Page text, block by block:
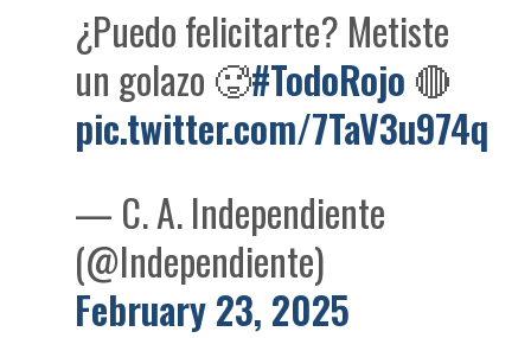
¿Puedo felicitarte? Metiste
un golazo 🥵#TodoRojo 🔴
pic.twitter.com/7TaV3u974q
— C. A. Independiente
(@Independiente)
February 23, 2025